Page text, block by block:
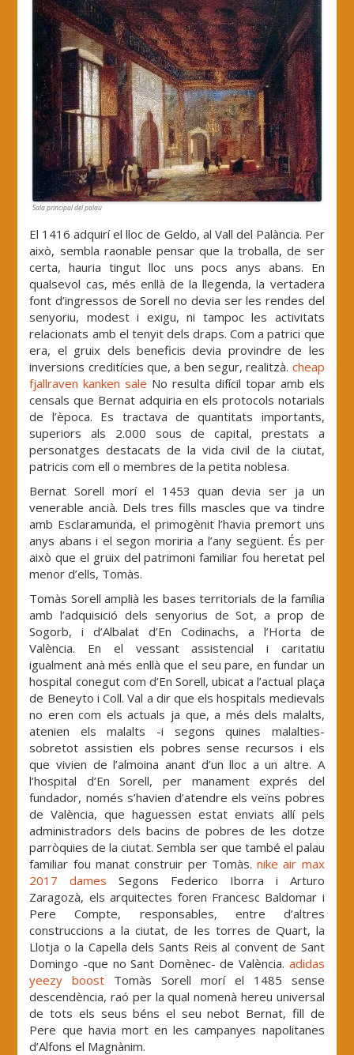
Sala principal del palau
El 1416 adquirí el lloc de Geldo, al Vall del Palància. Per
això, sembla raonable pensar que la troballa, de ser
certa, hauria tingut lloc uns pocs anys abans. En
qualsevol cas, més enllà de la llegenda, la vertadera
font d’ingressos de Sorell no devia ser les rendes del
senyoriu, modest i exigu, ni tampoc les activitats
relacionats amb el tenyit dels draps. Com a patrici que
era, el gruix dels beneficis devia provindre de les
inversions creditícies que, a ben segur, realitzà. cheap
fjallraven kanken sale No resulta difícil topar amb els
censals que Bernat adquiria en els protocols notarials
de l’època. Es tractava de quantitats importants,
superiors als 2.000 sous de capital, prestats a
personatges destacats de la vida civil de la ciutat,
patricis com ell o membres de la petita noblesa.
Bernat Sorell morí el 1453 quan devia ser ja un
venerable ancià. Dels tres fills mascles que va tindre
amb Esclaramunda, el primogènit l’havia premort uns
anys abans i el segon moriria a l’any següent. És per
això que el gruix del patrimoni familiar fou heretat pel
menor d’ells, Tomàs.
Tomàs Sorell amplià les bases territorials de la família
amb l’adquisició dels senyorius de Sot, a prop de
Sogorb, i d’Albalat d’En Codinachs, a l’Horta de
València. En el vessant assistencial i caritatiu
igualment anà més enllà que el seu pare, en fundar un
hospital conegut com d’En Sorell, ubicat a l’actual plaça
de Beneyto i Coll. Val a dir que els hospitals medievals
no eren com els actuals ja que, a més dels malalts,
atenien els malalts -i segons quines malalties-
sobretot assistien els pobres sense recursos i els
que vivien de l’almoina anant d’un lloc a un altre. A
l’hospital d’En Sorell, per manament exprés del
fundador, només s’havien d’atendre els veïns pobres
de València, que haguessen estat enviats allí pels
administradors dels bacins de pobres de les dotze
parròquies de la ciutat. Sembla ser que també el palau
familiar fou manat construir per Tomàs.nike air max
2017 dames Segons Federico Iborra i Arturo
Zaragozà, els arquitectes foren Francesc Baldomar i
Pere Compte, responsables, entre d’altres
construccions a la ciutat, de les torres de Quart, la
Llotja o la Capella dels Sants Reis al convent de Sant
Domingo -que no Sant Domènec- de València. adidas
yeezy boost Tomàs Sorell morí el 1485 sense
descendència, raó per la qual nomenà hereu universal
de tots els seus béns el seu nebot Bernat, fill de
Pere que havia mort en les campanyes napolitanes
d’Alfons el Magnànim.